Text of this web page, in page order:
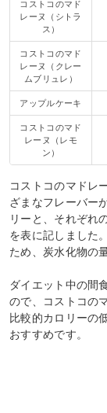
コストコのマド
レーヌ（シトラ
ス）
コストコのマド
レーヌ（クレー
ムブリュレ）
アップルケーキ
コストコのマド
レーヌ（レモ
ン）
コストコのマドレ
ざまなフレーバー
リーと、それぞれ
を表に記しました
ため、炭水化物の
ダイエット中の間
ので、コストコの
比較的カロリーの
おすすめです。